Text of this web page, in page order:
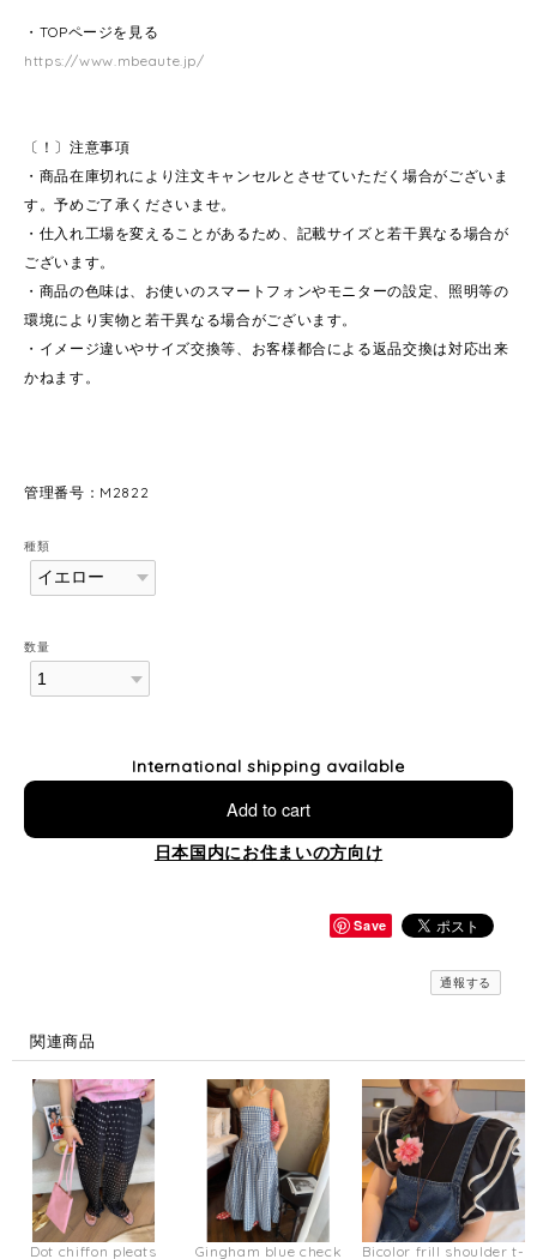
・TOPページを見る
https://www.mbeaute.jp/
〔！〕注意事項
・商品在庫切れにより注文キャンセルとさせていただく場合がございま
す。予めご了承くださいませ。
・仕入れ工場を変えることがあるため、記載サイズと若干異なる場合が
ございます。
・商品の色味は、お使いのスマートフォンやモニターの設定、照明等の
環境により実物と若干異なる場合がございます。
・イメージ違いやサイズ交換等、お客様都合による返品交換は対応出来
かねます。
管理番号：M2822
種類
数量
International shipping available
Add to cart
日本国内にお住まいの方向け
Save
通報する
関連商品
Dot chiffon pleats Gingham blue check Bicolor frill shoulder t-